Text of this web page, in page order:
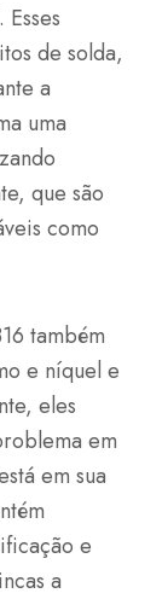
de solda,
a
uma
que são
como
também
e níquel e
eles
em
em sua
e
a